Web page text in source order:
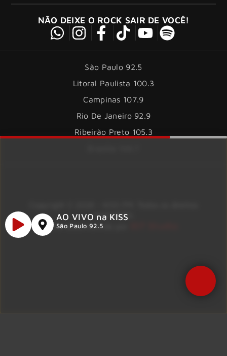
NÃO DEIXE O ROCK SAIR DE VOCÊ!
São Paulo 92.5
Litoral Paulista 100.3
Campinas 107.9
Rio De Janeiro 92.9
Ribeirão Preto 105.3
reservados.
Site desenvolvido por
AO VIVO na KISS
São Paulo 92.5